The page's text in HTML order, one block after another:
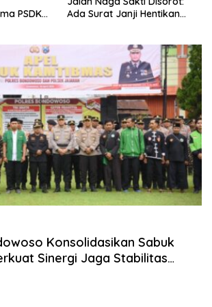
PSDKU
Ada Surat Janji Hentikan
Konsolidasikan Sabuk
Sinergi Jaga Stabilitas